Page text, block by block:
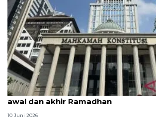
MK uji materi UU Peradilan Agama
awal dan akhir Ramadhan
10 Juni 2026